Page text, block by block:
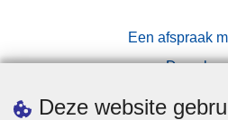
Deze website
Een afspraak